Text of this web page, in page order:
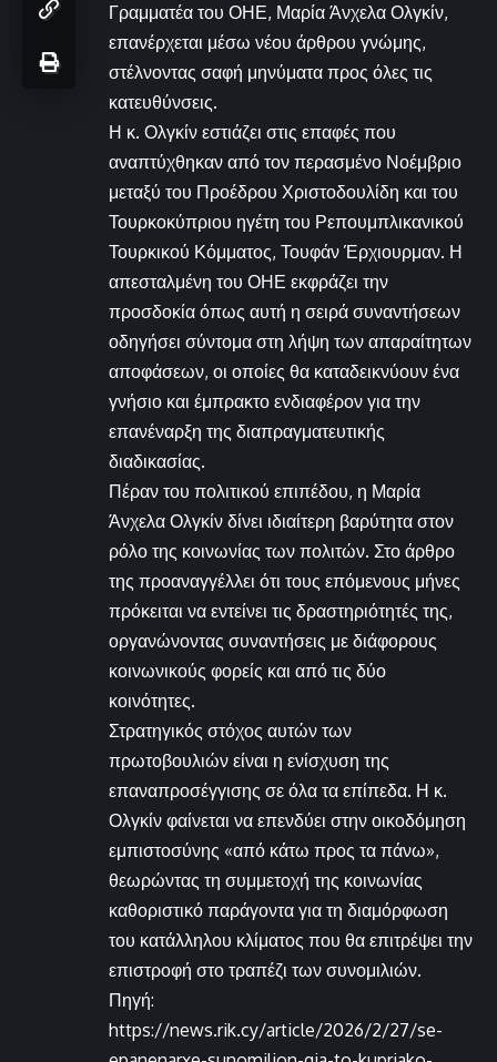
Γραμματέα του ΟΗΕ, Μαρία Άνχελα Ολγκίν,
επανέρχεται μέσω νέου άρθρου γνώμης,
στέλνοντας σαφή μηνύματα προς όλες τις
κατευθύνσεις.
Η κ. Ολγκίν εστιάζει στις επαφές που
αναπτύχθηκαν από τον περασμένο Νοέμβριο
μεταξύ του Προέδρου Χριστοδουλίδη και του
Τουρκοκύπριου ηγέτη του Ρεπουμπλικανικού
Τουρκικού Κόμματος, Τουφάν Έρχιουρμαν. Η
απεσταλμένη του ΟΗΕ εκφράζει την
προσδοκία όπως αυτή η σειρά συναντήσεων
οδηγήσει σύντομα στη λήψη των απαραίτητων
αποφάσεων, οι οποίες θα καταδεικνύουν ένα
γνήσιο και έμπρακτο ενδιαφέρον για την
επανέναρξη της διαπραγματευτικής
διαδικασίας.
Πέραν του πολιτικού επιπέδου, η Μαρία
Άνχελα Ολγκίν δίνει ιδιαίτερη βαρύτητα στον
ρόλο της κοινωνίας των πολιτών. Στο άρθρο
της προαναγγέλλει ότι τους επόμενους μήνες
πρόκειται να εντείνει τις δραστηριότητές της,
οργανώνοντας συναντήσεις με διάφορους
κοινωνικούς φορείς και από τις δύο
κοινότητες.
Στρατηγικός στόχος αυτών των
πρωτοβουλιών είναι η ενίσχυση της
επαναπροσέγγισης σε όλα τα επίπεδα. Η κ.
Ολγκίν φαίνεται να επενδύει στην οικοδόμηση
εμπιστοσύνης «από κάτω προς τα πάνω»,
θεωρώντας τη συμμετοχή της κοινωνίας
καθοριστικό παράγοντα για τη διαμόρφωση
του κατάλληλου κλίματος που θα επιτρέψει την
επιστροφή στο τραπέζι των συνομιλιών.
Πηγή:
https://news.rik.cy/article/2026/2/27/se-